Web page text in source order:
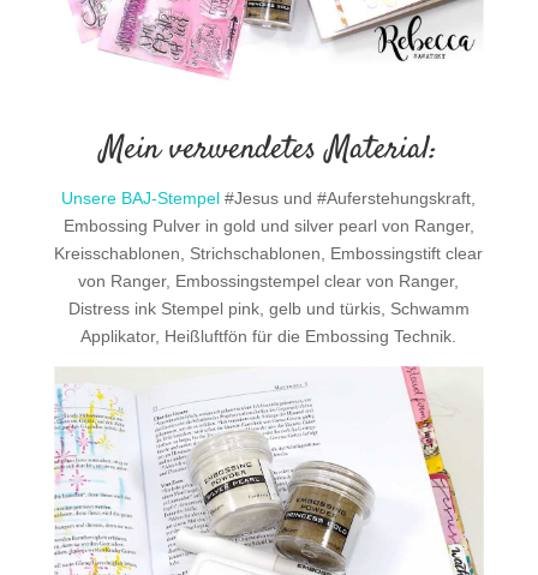
Mein verwendetes Material:
Unsere BAJ-Stempel #Jesus und #Auferstehungskraft,
Embossing Pulver in gold und silver pearl von Ranger,
Kreisschablonen, Strichschablonen, Embossingstift clear
von Ranger, Embossingstempel clear von Ranger,
Distress ink Stempel pink, gelb und türkis, Schwamm
Applikator, Heißluftfön für die Embossing Technik.